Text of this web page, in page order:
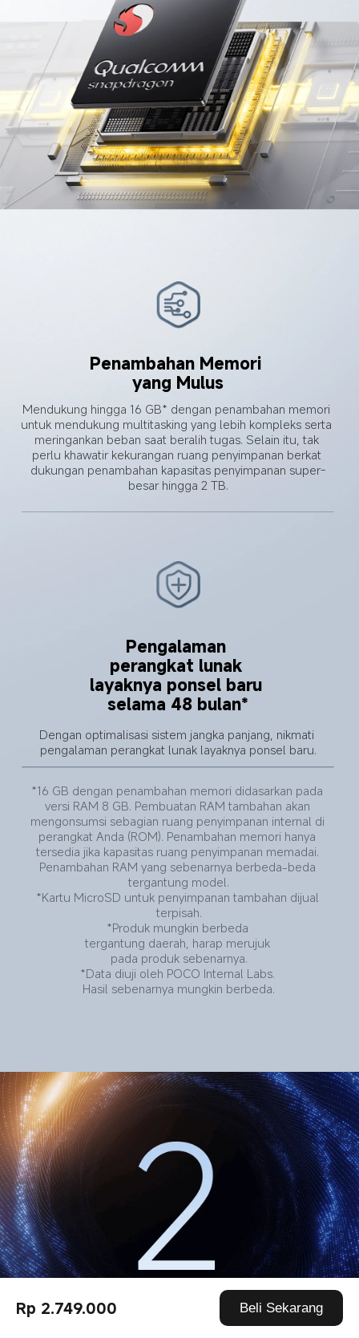
Rp 2.749.000 Beli Sekarang
Penambahan Memori
yang Mulus
Mendukung hingga 16 GB* dengan penambahan memori
untuk mendukung multitasking yang lebih kompleks serta
meringankan beban saat beralih tugas. Selain itu, tak
perlu khawatir kekurangan ruang penyimpanan berkat
dukungan penambahan kapasitas penyimpanan super-
besar hingga 2 TB.
Pengalaman
perangkat lunak
layaknya ponsel baru
selama 48 bulan*
Dengan optimalisasi sistem jangka panjang, nikmati
pengalaman perangkat lunak layaknya ponsel baru.
*16 GB dengan penambahan memori didasarkan pada
versi RAM 8 GB. Pembuatan RAM tambahan akan
mengonsumsi sebagian ruang penyimpanan internal di
perangkat Anda (ROM). Penambahan memori hanya
tersedia jika kapasitas ruang penyimpanan memadai.
Penambahan RAM yang sebenarnya berbeda-beda
tergantung model.
*Kartu MicroSD untuk penyimpanan tambahan dijual
terpisah.
*Produk mungkin berbeda
tergantung daerah, harap merujuk
pada produk sebenarnya.
*Data diuji oleh POCO Internal Labs.
Hasil sebenarnya mungkin berbeda.